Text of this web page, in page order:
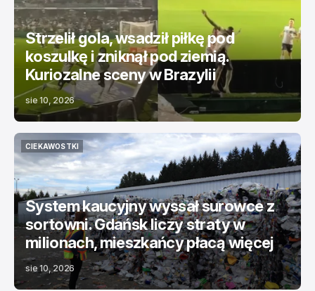
Strzelił gola, wsadził piłkę pod
koszulkę i zniknął pod ziemią.
Kuriozalne sceny w Brazylii
sie 10, 2026
CIEKAWOSTKI
CIEKAWOSTKI
System kaucyjny wyssał surowce z
sortowni. Gdańsk liczy straty w
milionach, mieszkańcy płacą więcej
sie 10, 2026